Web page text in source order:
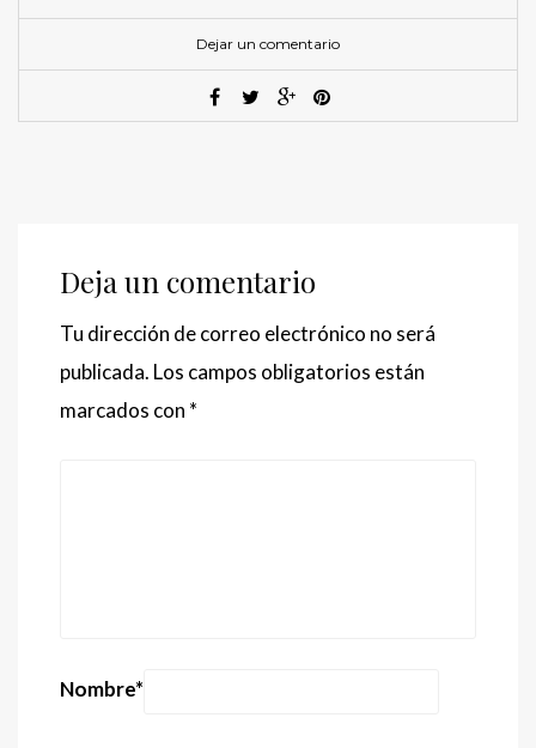
Dejar un comentario
Deja un comentario
Tu dirección de correo electrónico no será
publicada. Los campos obligatorios están
marcados con *
Nombre*